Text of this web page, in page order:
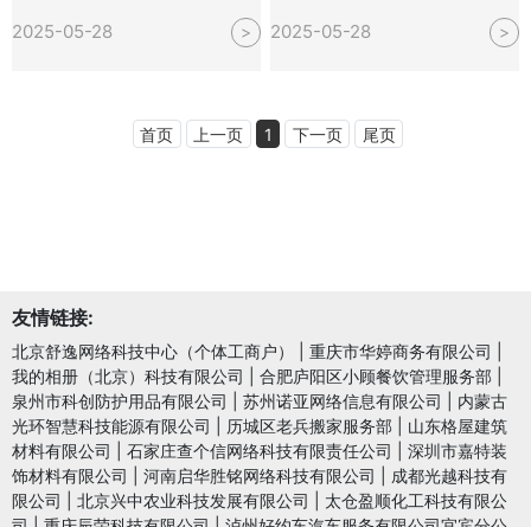
2025-05-28 > 2025-05-28 >
首页 上一页 1 下一页 尾页
友情链接:
北京舒逸网络科技中心（个体工商户） 重庆市华婷商务有限公司
我的相册（北京）科技有限公司
合肥庐阳区小顾餐饮管理服务部
泉州市科创防护用品有限公司
苏州诺亚网络信息有限公司
内蒙古
光环智慧科技能源有限公司
历城区老兵搬家服务部
山东格屋建筑
材料有限公司
石家庄查个信网络科技有限责任公司
深圳市嘉特装
饰材料有限公司
河南启华胜铭网络科技有限公司
成都光越科技有
限公司
北京兴中农业科技发展有限公司
太仓盈顺化工科技有限公